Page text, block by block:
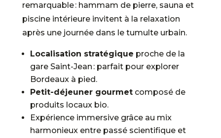
remarquable : hammam de pierre, sauna et
piscine intérieure invitent à la relaxation
après une journée dans le tumulte urbain.
Localisation stratégique proche de la
gare Saint-Jean : parfait pour explorer
Bordeaux à pied.
Petit-déjeuner gourmetcomposé de
produits locaux bio.
Expérience immersive grâce au mix
harmonieux entre passé scientifique et